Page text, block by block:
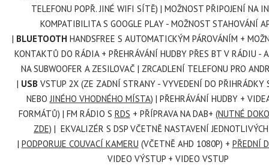
TELEFONU POPŘ. JINÉ WIFI SÍTĚ) | MOŽNOST PŘIPOJENÍ NA
KOMPATIBILITA S GOOGLE PLAY - MOŽNOST STAHOVÁNÍ
| BLUETOOTH HANDSFREE S AUTOMATICKÝM PÁROVÁNÍM +
KONTAKTŮ DO RÁDIA + PŘEHRÁVÁNÍ HUDBY PŘES BT V RÁDIU -
NA SUBWOOFER A ZESILOVAČ | ZRCADLENÍ TELEFONU PRO
| USB VSTUP 2X (ZE ZADNÍ STRANY - VYVEDENÍ DO PŘIHRÁDKY
NEBO JINÉHO VHODNÉHO MÍSTA) | PŘEHRÁVÁNÍ HUDBY +
FORMÁTŮ) | FM RÁDIO S RDS + PŘÍPRAVA NA DAB+ (NUTNÉ
ZDE) | EKVALIZÉR S DSP VČETNĚ NASTAVENÍ
| PODPORUJE COUVACÍ KAMERU (VČETNĚ AHD 1080P) + PŘEDNÍ
VIDEO VÝSTUP + VIDEO VSTUP